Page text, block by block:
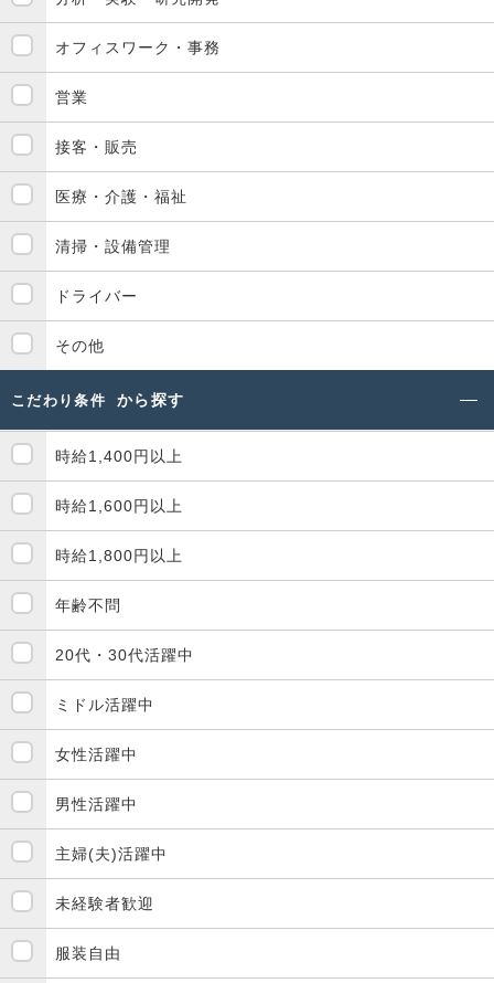
オフィスワーク・事務
営業
接客・販売
医療・介護・福祉
清掃・設備管理
ドライバー
その他
こだわり条件 から探す
時給1,400円以上
時給1,600円以上
時給1,800円以上
年齢不問
20代・30代活躍中
ミドル活躍中
女性活躍中
男性活躍中
主婦(夫)活躍中
未経験者歓迎
服装自由